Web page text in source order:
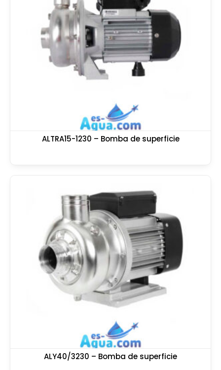
ALTRA15-1230 – Bomba de superficie
ALY40/3230 – Bomba de superficie